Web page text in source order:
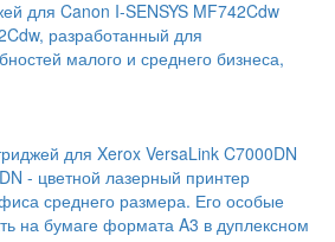
для Canon I-SENSYS MF742Cdw
разработанный для
малого и среднего бизнеса,
для Xerox VersaLink C7000DN
- цветной лазерный принтер
среднего размера. Его особые
на бумаге формата A3 в дуплексном